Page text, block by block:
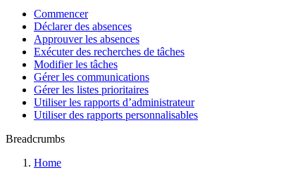
Commencer
Déclarer des absences
Approuver les absences
Exécuter des recherches de tâches
Modifier les tâches
Gérer les communications
Gérer les listes prioritaires
Utiliser les rapports d’administrateur
Utiliser des rapports personnalisables
Breadcrumbs
Home